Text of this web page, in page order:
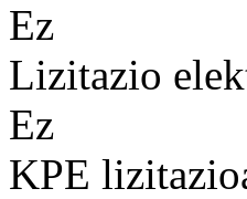
Ez
Lizitazio
Ez
KPE